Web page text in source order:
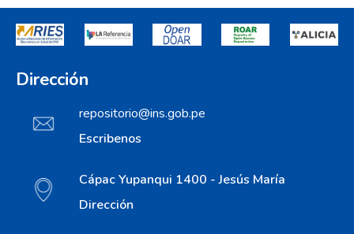
Dirección
repositorio@ins.gob.pe
Escribenos
Cápac Yupanqui 1400 - Jesús María
Dirección